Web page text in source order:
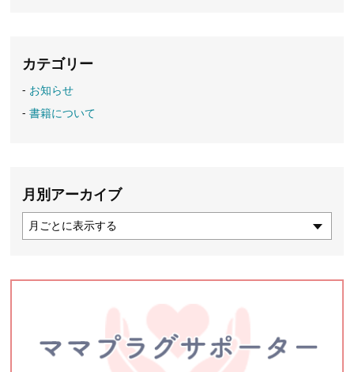
カテゴリー
お知らせ
書籍について
月別アーカイブ